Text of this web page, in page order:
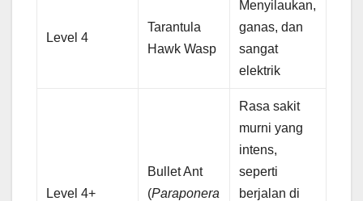
Level 4
Tarantula
Hawk Wasp
Menyilaukan,
ganas, dan
sangat
elektrik
Level 4+
Bullet Ant
(Paraponera
Rasa sakit
murni yang
intens,
seperti
berjalan di